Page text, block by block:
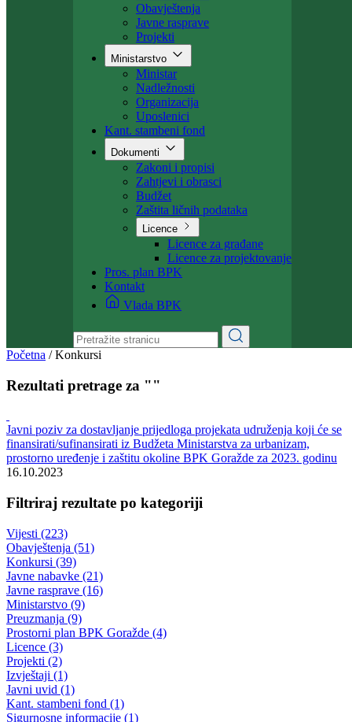
Sve vijesti
Konkursi i oglasi
Javne nabavke
Obavještenja
Javne rasprave
Projekti
Ministarstvo
Ministar
Nadležnosti
Organizacija
Uposlenici
Kant. stambeni fond
Dokumenti
Zakoni i propisi
Zahtjevi i obrasci
Budžet
Zaštita ličnih podataka
Licence
Licence za projektovanje
Pros. plan BPK
Kontakt
Vlada BPK
Konkursi
Rezultati pretrage za ""